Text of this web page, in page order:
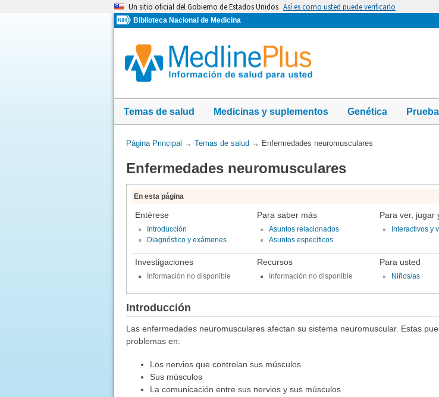
Un sitio oficial del Gobierno de Estados Unidos Así es como usted puede verificarlo
Biblioteca Nacional de Medicina
Temas de salud Medicinas y suplementos Genética
Usted
aquí:
Página Principal → Temas de salud → Enfermedades neuromusculares
Enfermedades neuromusculares
En esta página
Entérese
Introducción
Diagnóstico y exámenes
Para saber más
Asuntos relacionados
Asuntos específicos
Para ver, jugar
Interactivos y
Investigaciones
Información no disponible
Recursos
Información no disponible
Para usted
Niños/as
Introducción
Las enfermedades neuromusculares afectan su sistema neuromuscular. Estas
problemas en:
Los nervios que controlan sus músculos
Sus músculos
La comunicación entre sus nervios y sus músculos